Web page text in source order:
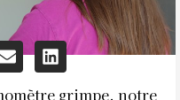
grimpe, notre